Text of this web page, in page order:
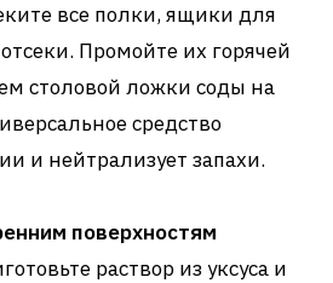
все полки, ящики для
Промойте их горячей
столовой ложки соды на
средство
и нейтрализует запахи.
поверхностям
раствор из уксуса и